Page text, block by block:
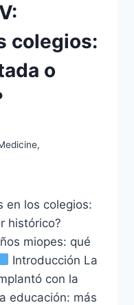
colegios:
o
en los colegios:
histórico?
miopes: qué
Introducción La
con la
educación: más